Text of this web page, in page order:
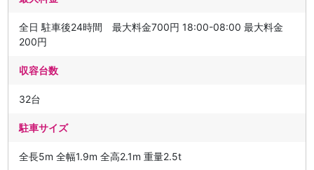
全日 駐車後24時間 最大料金700円 18:00-08:00 最大料金
200円
収容台数
32台
駐車サイズ
全長5m 全幅1.9m 全高2.1m 重量2.5t